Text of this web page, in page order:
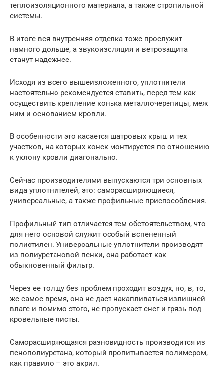
теплоизоляционного материала, а также стропильной
системы.
В итоге вся внутренняя отделка тоже прослужит
намного дольше, а звукоизоляция и ветрозащита
станут надежнее.
Исходя из всего вышеизложенного, уплотнители
настоятельно рекомендуется ставить, перед тем как
осуществить крепление конька металлочерепицы, меж
ним и основанием кровли.
В особенности это касается шатровых крыш и тех
участков, на которых конек монтируется по отношению
к уклону кровли диагонально.
Сейчас производителями выпускаются три основных
вида уплотнителей, это: саморасширяющиеся,
универсальные, а также профильные приспособления.
Профильный тип отличается тем обстоятельством, что
для него основой служит особый вспененный
полиэтилен. Универсальные уплотнители производят
из полиуретановой пенки, она работает как
обыкновенный фильтр.
Через ее толщу без проблем проходит воздух, но, в, то,
же самое время, она не дает накапливаться излишней
влаге и помимо этого, не пропускает снег и грязь под
кровельные листы.
Саморасширяющаяся разновидность производится из
пенополиуретана, который пропитывается полимером,
как правило – это акрил.